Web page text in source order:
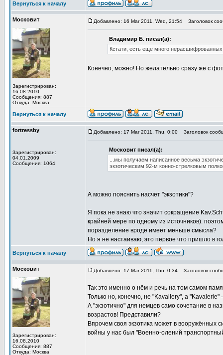
Вернуться к началу
Московит
Зарегистрирован:
16.08.2010
Сообщения: 887
Откуда: Москва
Добавлено: 16 Mar 2011, Wed, 21:54 Заголовок
Владимир Б. писал(а):
Кстати, есть еще много
Конечно, можно! Но желательно сразу же с
Вернуться к началу
fortressby
Зарегистрирован:
04.01.2009
Сообщения: 1064
Добавлено: 17 Mar 2011, Thu, 0:00 Заголовок
Московит писал(а):
...мы получаем написанное весьма
экзотическим 92-м конно-стрелковым
А можно пояснить насчет "экзотики"?
Я пока не знаю что значит сокращение
крайней мере по одному из источников).
поразделение вроде имеет меньше смысла?
Но я не настаиваю, это первое что пришло в
Вернуться к началу
Московит
Зарегистрирован:
16.08.2010
Сообщения: 887
Откуда: Москва
Добавлено: 17 Mar 2011, Thu, 0:34 Заголовок
Так это именно о нём и речь на том самом
Только но, конечно, не "Kavallery", а "Kavalerie"
А "экзотично" для немцев само сочетание в
возрастов! Представили?
Впрочем своя экзотика может в
войны у нас был "Военно-олений